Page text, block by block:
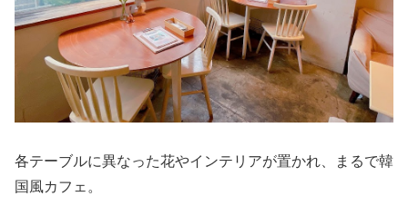
各テーブルに異なった花やインテリアが置かれ、まるで韓
国風カフェ。